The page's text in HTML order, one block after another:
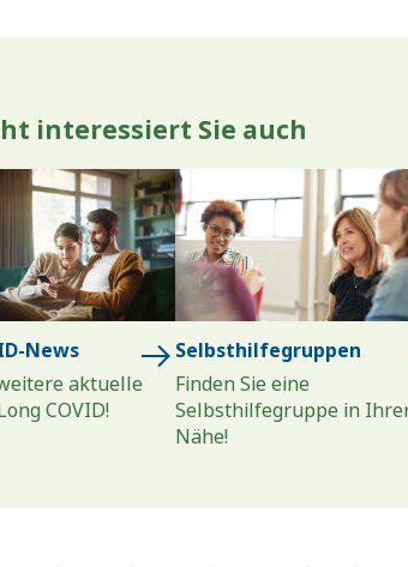
interessiert Sie auch
News
aktuelle
COVID!
Selbsthilfegruppen
Finden Sie eine
Selbsthilfegruppe in
Nähe!